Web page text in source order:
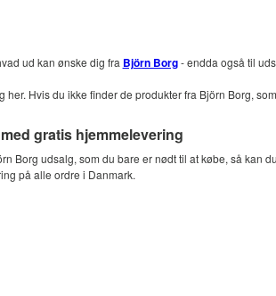
ud kan ønske dig fra Björn Borg- endda også til
her. Hvis du ikke finder de produkter fra Björn Borg,
gratis hjemmelevering
Borg udsalg, som du bare er nødt til at købe, så kan
på alle ordre i Danmark.